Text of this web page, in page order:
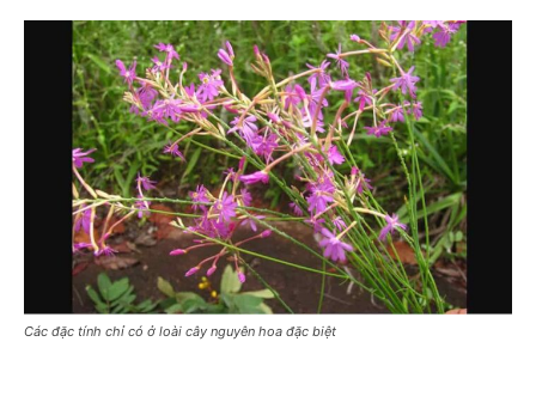
Các đặc tính chỉ có ở loài cây nguyên hoa đặc biệt